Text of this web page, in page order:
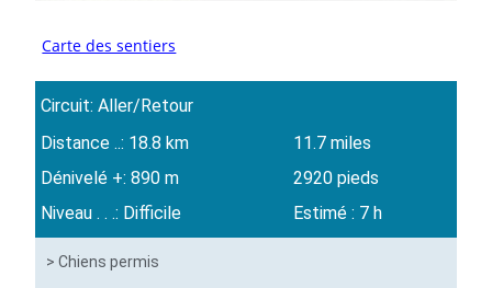
Carte des sentiers
Circuit: Aller/Retour
Distance ..: 18.8 km
11.7 miles
Dénivelé +: 890 m
2920 pieds
Niveau . . .: Difficile
Estimé : 7 h
> Chiens permis